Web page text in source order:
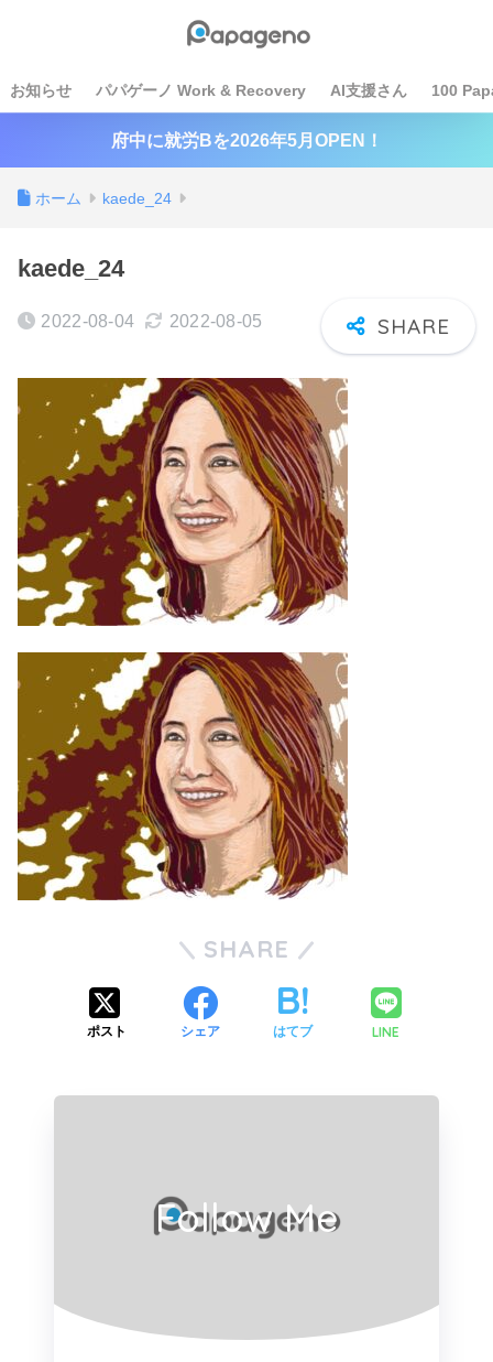
お知らせ パパゲーノ Work & Recovery AI支援さん 100
府中に就労Bを2026年5月OPEN！
ホーム kaede_24
kaede_24
2022-08-04 2022-08-05
SHARE
ポスト シェア はてブ LINE
Follow Me